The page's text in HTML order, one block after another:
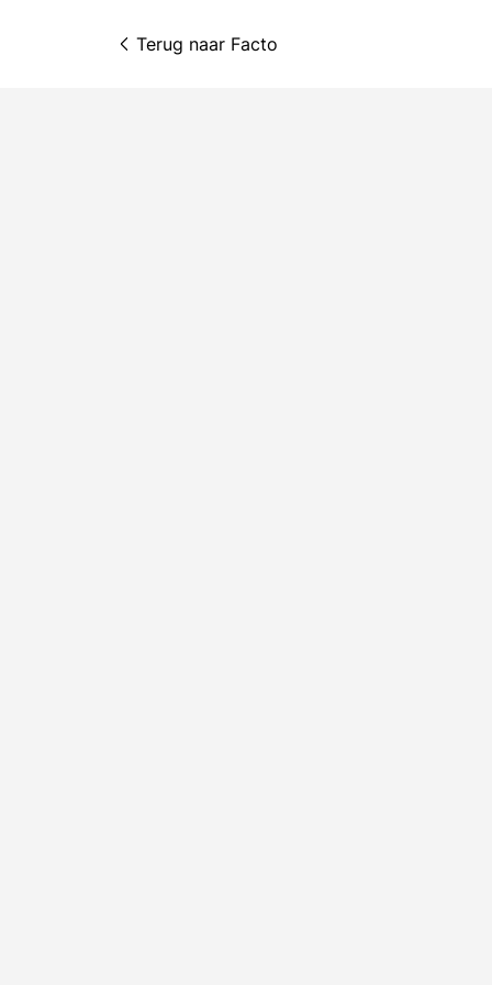
Terug naar Facto